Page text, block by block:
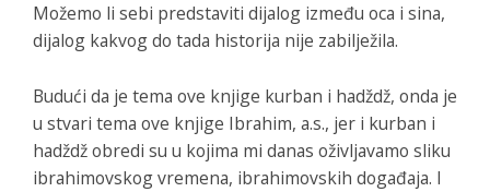
Možemo li sebi predstaviti dijalog između oca i sina,
dijalog kakvog do tada historija nije zabilježila.
Budući da je tema ove knjige kurban i hadždž, onda je
u stvari tema ove knjige Ibrahim, a.s., jer i kurban i
hadždž obredi su u kojima mi danas oživljavamo sliku
ibrahimovskog vremena, ibrahimovskih događaja. I